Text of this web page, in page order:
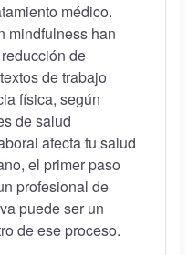
médico.
mindfulness han
de
de trabajo
física, según
de salud
afecta tu salud
el primer paso
profesional de
puede ser un
de ese proceso.